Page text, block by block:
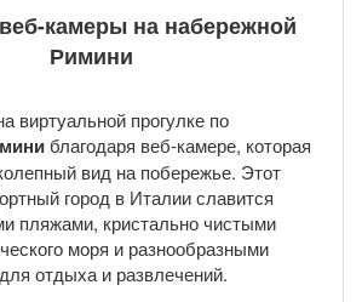
камеры на набережной
Римини
виртуальной прогулке по
благодаря веб-камере, которая
вид на побережье. Этот
город в Италии славится
пляжами, кристально чистыми
моря и разнообразными
отдыха и развлечений.